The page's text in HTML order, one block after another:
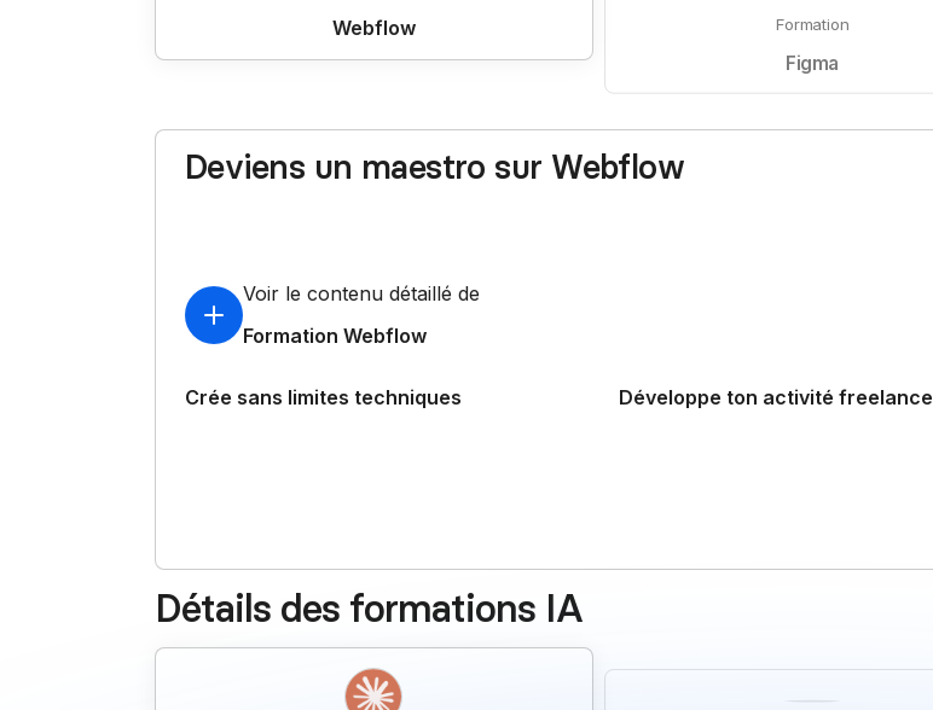
Webflow Formation
Figma
Deviens un maestro sur Webflow
Voir le contenu détaillé de
Formation Webflow
Crée sans limites techniques Développe ton activité freelance
Détails des formations IA